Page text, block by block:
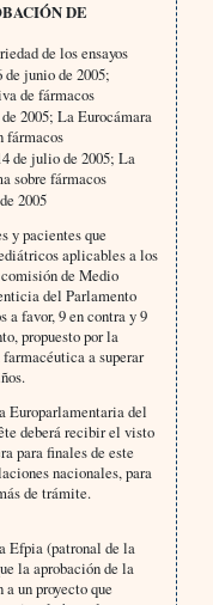
DE
de los ensayos
de junio de 2005;
de fármacos
2005; La Eurocámara
fármacos
de julio de 2005; La
sobre fármacos
2005
y pacientes que
aplicables a los
de Medio
del Parlamento
a favor, 9 en contra y 9
propuesto por la
a superar
Europarlamentaria del
deberá recibir el visto
para finales de este
nacionales, para
de trámite.
Efpia (patronal de la
la aprobación de la
un proyecto que